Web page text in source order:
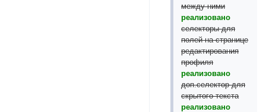
между ними
реализовано
селекторы для
полей на странице
редактирования
профиля
реализовано
доп.селектор для
скрытого текста
реализовано